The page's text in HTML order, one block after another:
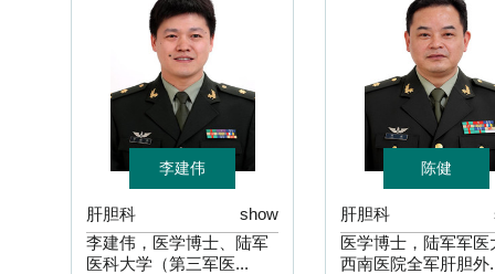
李建伟
肝胆科
show
李建伟，医学博士、陆军
医科大学（第三军医...
陈健
肝胆科
医学博士，陆军军医
西南医院全军肝胆外